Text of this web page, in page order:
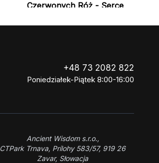
Czerwonych Róż - Serce
+48 73 2082 822
Poniedziałek-Piątek 8:00-16:00
Ancient Wisdom s.r.o.,
CTPark Trnava, Prílohy 583/57, 919 26
Zavar, Słowacja